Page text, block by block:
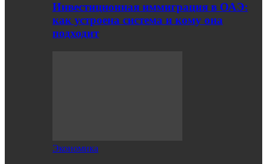
Инвестиционная иммиграция в ОАЭ:
как устроена система и кому она
подходит
Экономика